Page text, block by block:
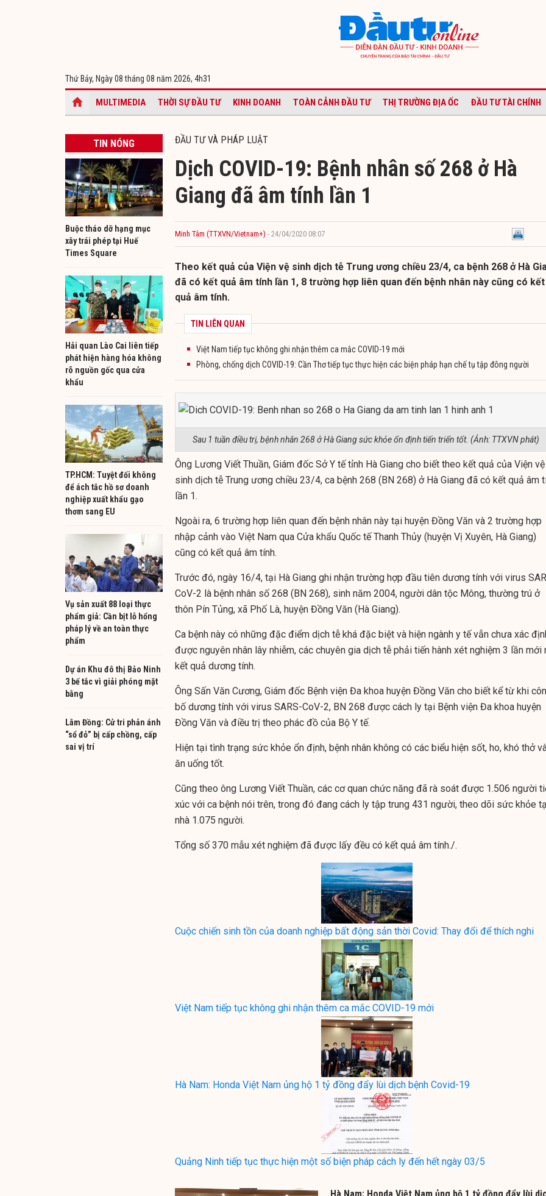
Thứ Bảy, Ngày 08 tháng 08 năm 2026, 4h31
MULTIMEDIA THỜI SỰ ĐẦU TƯ KINH DOANH TOÀN CẢNH ĐẦU TƯ THỊ TRƯỜNG ĐỊA ỐC ĐẦU TƯ TÀI CHÍNH
TIN NÓNG
Buộc tháo dỡ hạng mục
xây trái phép tại Huế
Times Square
Hải quan Lào Cai liên tiếp
phát hiện hàng hóa không
rõ nguồn gốc qua cửa
khẩu
TP.HCM: Tuyệt đối không
để ách tắc hồ sơ doanh
nghiệp xuất khẩu gạo
thơm sang EU
Vụ sản xuất 88 loại thực
phẩm giả: Cần bịt lỗ hổng
pháp lý về an toàn thực
phẩm
Dự án Khu đô thị Bảo Ninh
3 bế tắc vì giải phóng mặt
bằng
Lâm Đồng: Cử tri phản ánh
“sổ đỏ” bị cấp chồng, cấp
sai vị trí
ĐẦU TƯ VÀ PHÁP LUẬT
Dịch COVID-19: Bệnh nhân số 268 ở Hà
Giang đã âm tính lần 1
Minh Tâm (TTXVN/Vietnam+) - 24/04/2020 08:07
Theo kết quả của Viện vệ sinh dịch tễ Trung ương chiều 23/4, ca bệnh 268 ở Hà
đã có kết quả âm tính lần 1, 8 trường hợp liên quan đến bệnh nhân này cũng có kết
quả âm tính.
TIN LIÊN QUAN
Việt Nam tiếp tục không ghi nhận thêm ca mắc COVID-19 mới
Phòng, chống dịch COVID-19: Cần Thơ tiếp tục thực hiện các biện pháp hạn chế tụ tập đông người
Sau 1 tuần điều trị, bệnh nhân 268 ở Hà Giang sức khỏe ổn định tiến triển tốt. (Ảnh: TTXVN phát)
Ông Lương Viết Thuần, Giám đốc Sở Y tế tỉnh Hà Giang cho biết theo kết quả của Viện vệ
sinh dịch tễ Trung ương chiều 23/4, ca bệnh 268 (BN 268) ở Hà Giang đã có kết quả âm
lần 1.
Ngoài ra, 6 trường hợp liên quan đến bệnh nhân này tại huyện Đồng Văn và 2 trường hợp
nhập cảnh vào Việt Nam qua Cửa khẩu Quốc tế Thanh Thủy (huyện Vị Xuyên, Hà Giang)
cũng có kết quả âm tính.
Trước đó, ngày 16/4, tại Hà Giang ghi nhận trường hợp đầu tiên dương tính với virus
CoV-2 là bệnh nhân số 268 (BN 268), sinh năm 2004, người dân tộc Mông, thường trú ở
thôn Pín Tủng, xã Phố Là, huyện Đồng Văn (Hà Giang).
Ca bệnh này có những đặc điểm dịch tễ khá đặc biệt và hiện ngành y tế vẫn chưa xác
được nguyên nhân lây nhiễm, các chuyên gia dịch tễ phải tiến hành xét nghiệm 3 lần mới
kết quả dương tính.
Ông Sấn Văn Cương, Giám đốc Bệnh viện Đa khoa huyện Đồng Văn cho biết kể từ khi
bố dương tính với virus SARS-CoV-2, BN 268 được cách ly tại Bệnh viện Đa khoa huyện
Đồng Văn và điều trị theo phác đồ của Bộ Y tế.
Hiện tại tình trạng sức khỏe ổn định, bệnh nhân không có các biểu hiện sốt, ho, khó thở
ăn uống tốt.
Cũng theo ông Lương Viết Thuần, các cơ quan chức năng đã rà soát được 1.506 người
xúc với ca bệnh nói trên, trong đó đang cách ly tập trung 431 người, theo dõi sức khỏe
nhà 1.075 người.
Tổng số 370 mẫu xét nghiệm đã được lấy đều có kết quả âm tính./.
Cuộc chiến sinh tồn của doanh nghiệp bất động sản thời Covid: Thay đổi để thích nghi
Việt Nam tiếp tục không ghi nhận thêm ca mắc COVID-19 mới
Hà Nam: Honda Việt Nam ủng hộ 1 tỷ đồng đẩy lùi dịch bệnh Covid-19
Quảng Ninh tiếp tục thực hiện một số biện pháp cách ly đến hết ngày 03/5